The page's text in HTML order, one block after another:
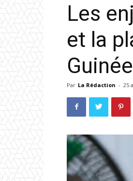
Les
et la
Guinée
Par La Rédaction - 25